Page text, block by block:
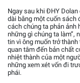
Ngay sau khi ĐHY
dài bằng một cuốn sách
cách chúng ta phản ảnh
những gì chúng ta làm”,
tin vì ông muốn trở
quan tâm đến bản chất
nhiệt thành của một
những xem xét vốn đi
phái.